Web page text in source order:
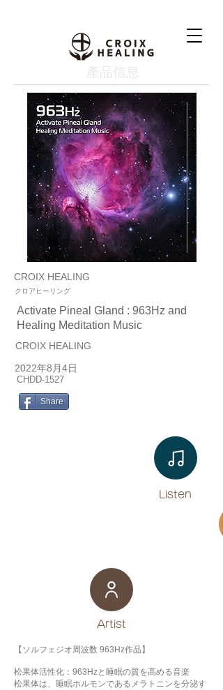
產品信息
CROIX HEALING
クロアヒーリング
Activate Pineal Gland : 963Hz and
Healing Meditation Music
CROIX HEALING
2022年8月4日
CHDD-1527
Share
Listen​
​Artist
【ソルフェジオ周波数 963Hz作品】
松果体活性化：963Hzと睡眠の質を高める音楽
松果体は、睡眠ホルモンであるメラトニンを分泌す